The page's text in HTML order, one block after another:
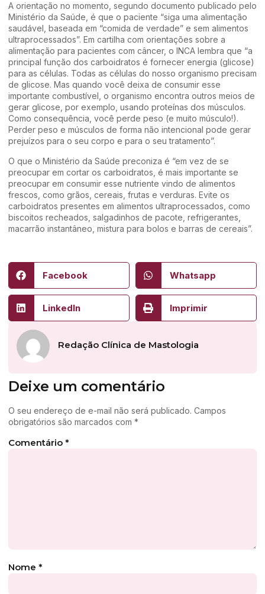
A orientação no momento, segundo documento publicado pelo
Ministério da Saúde, é que o paciente “siga uma alimentação
saudável, baseada em “comida de verdade” e sem alimentos
ultraprocessados”. Em cartilha com orientações sobre a
alimentação para pacientes com câncer, o INCA lembra que “a
principal função dos carboidratos é fornecer energia (glicose)
para as células. Todas as células do nosso organismo precisam
de glicose. Mas quando você deixa de consumir esse
importante combustível, o organismo encontra outros meios de
gerar glicose, por exemplo, usando proteínas dos músculos.
Como consequência, você perde peso (e muito músculo!).
Perder peso e músculos de forma não intencional pode gerar
prejuízos para o seu corpo e para o seu tratamento”.
O que o Ministério da Saúde preconiza é “em vez de se
preocupar em cortar os carboidratos, é mais importante se
preocupar em consumir esse nutriente vindo de alimentos
frescos, como grãos, cereais, frutas e verduras. Evite os
carboidratos presentes em alimentos ultraprocessados, como
biscoitos recheados, salgadinhos de pacote, refrigerantes,
macarrão instantâneo, mistura para bolos e barras de cereais”.
Facebook Whatsapp
LinkedIn Imprimir
Redação Clínica de Mastologia
Deixe um comentário
O seu endereço de e-mail não será publicado. Campos
obrigatórios são marcados com *
Comentário *
Nome *